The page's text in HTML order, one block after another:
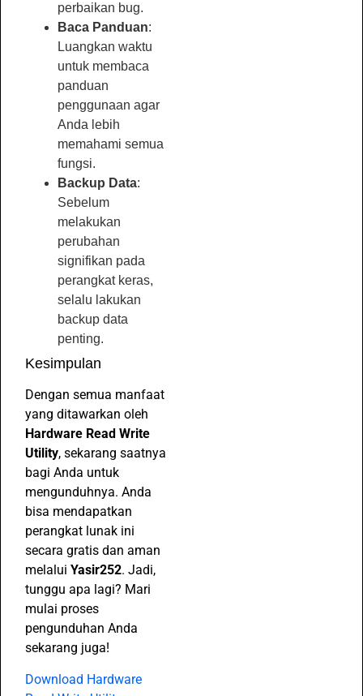
perbaikan bug.
Baca Panduan:
Luangkan waktu
untuk membaca
panduan
penggunaan agar
Anda lebih
memahami semua
fungsi.
Backup Data:
Sebelum
melakukan
perubahan
signifikan pada
perangkat keras,
selalu lakukan
backup data
penting.
Kesimpulan
Dengan semua manfaat
yang ditawarkan oleh
Hardware Read Write
Utility, sekarang saatnya
bagi Anda untuk
mengunduhnya. Anda
bisa mendapatkan
perangkat lunak ini
secara gratis dan aman
melalui Yasir252. Jadi,
tunggu apa lagi? Mari
mulai proses
pengunduhan Anda
sekarang juga!
Download Hardware